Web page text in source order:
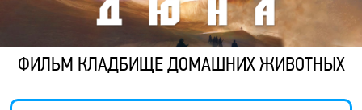
ФИЛЬМ КЛАДБИЩЕ ДОМАШНИХ ЖИВОТНЫХ